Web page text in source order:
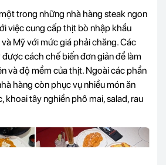
trong những nhà hàng steak ngon
việc cung cấp thịt bò nhập khẩu
Mỹ với mức giá phải chăng. Các
cách chế biến đơn giản để làm
và độ mềm của thịt. Ngoài các phần
hàng còn phục vụ nhiều món ăn
khoai tây nghiền phô mai, salad, rau